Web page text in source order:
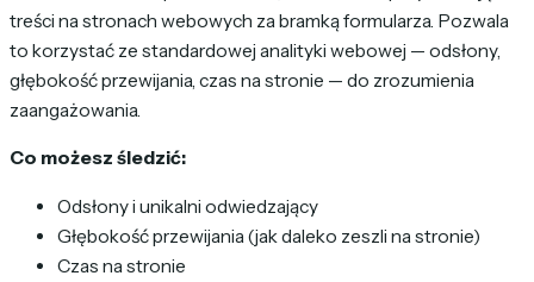
treści na stronach webowych za bramką formularza. Pozwala
to korzystać ze standardowej analityki webowej — odsłony,
głębokość przewijania, czas na stronie — do zrozumienia
zaangażowania.
Co możesz śledzić:
Odsłony i unikalni odwiedzający
Głębokość przewijania (jak daleko zeszli na stronie)
Czas na stronie